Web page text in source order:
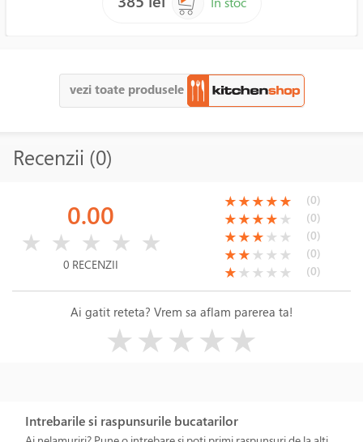
vezi toate produsele
Recenzii (0)
0.00
★ ★ ★ ★ ★
0 RECENZII
(*)
★(*)
★(*)
★(*)
★(*)
★ (0)
(*)
★(*)
★(*)
★(*)
★( )
★ (0)
(*)
★(*)
★(*)
★( )
★ ( )
★ (0)
(*)
★(*)
★( )
★ ( )
★ ( )
★ (0)
(*)
★( )
★ ( )
★ ( )
★ ( )
★ (0)
Ai gatit reteta? Vrem sa aflam parerea ta!
★★★★★
Intrebarile si raspunsurile bucatarilor